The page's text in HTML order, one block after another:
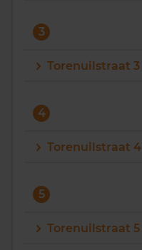
3
Torenuilstraat 3
4
Torenuilstraat 4
5
Torenuilstraat 5